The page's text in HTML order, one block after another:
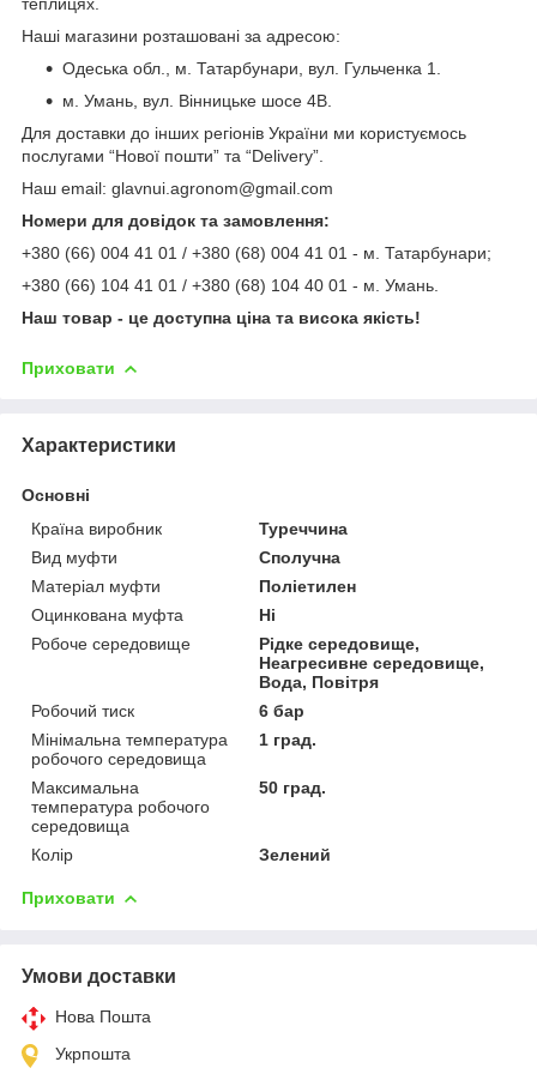
Наші магазини розташовані за адресою:
Одеська обл., м. Татарбунари, вул. Гульченка 1.
м. Умань, вул. Вінницьке шосе 4В.
Для доставки до інших регіонів України ми користуємось
послугами “Нової пошти” та “Delivery”.
Наш email: glavnui.agronom@gmail.com
Номери для довідок та замовлення:
+380 (66) 004 41 01 / +380 (68) 004 41 01 - м. Татарбунари;
+380 (66) 104 41 01 / +380 (68) 104 40 01 - м. Умань.
Наш товар - це доступна ціна та висока якість!
Приховати
Характеристики
Основні
Країна виробник
Туреччина
Вид муфти
Сполучна
Матеріал муфти
Поліетилен
Оцинкована муфта
Ні
Робоче середовище
Рідке середовище,
Неагресивне середовище,
Вода, Повітря
Робочий тиск
6 бар
Мінімальна температура
робочого середовища
1 град.
Максимальна
температура робочого
середовища
50 град.
Колір Зелений
Приховати
Умови доставки
Нова Пошта
Укрпошта